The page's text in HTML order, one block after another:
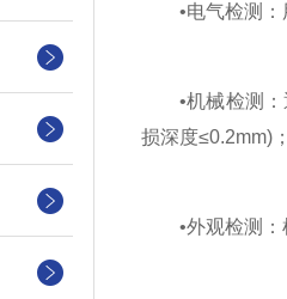
•电气检测：用
•机械检测：通
损深度≤0.2mm)；
•外观检测：检